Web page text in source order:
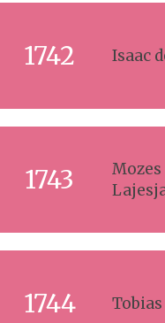
1742 Isaac
1743
1744 Tobias